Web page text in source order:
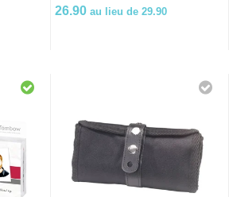
26.90 au lieu de 29.90